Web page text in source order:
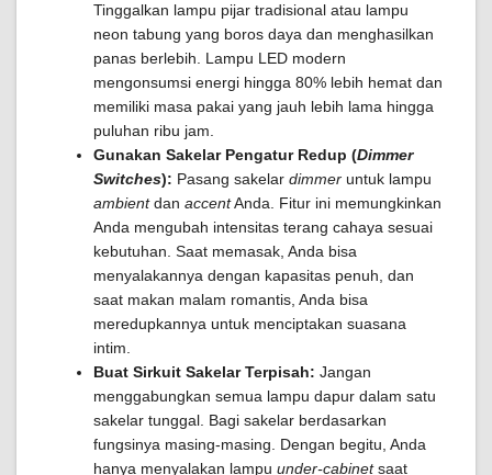
Tinggalkan lampu pijar tradisional atau lampu
neon tabung yang boros daya dan menghasilkan
panas berlebih. Lampu LED modern
mengonsumsi energi hingga 80% lebih hemat dan
memiliki masa pakai yang jauh lebih lama hingga
puluhan ribu jam.
Gunakan Sakelar Pengatur Redup (Dimmer
Switches): Pasang sakelar dimmer untuk lampu
ambientdan accentAnda. Fitur ini memungkinkan
Anda mengubah intensitas terang cahaya sesuai
kebutuhan. Saat memasak, Anda bisa
menyalakannya dengan kapasitas penuh, dan
saat makan malam romantis, Anda bisa
meredupkannya untuk menciptakan suasana
intim.
Buat Sirkuit Sakelar Terpisah: Jangan
menggabungkan semua lampu dapur dalam satu
sakelar tunggal. Bagi sakelar berdasarkan
fungsinya masing-masing. Dengan begitu, Anda
hanya menyalakan lampu under-cabinetsaat